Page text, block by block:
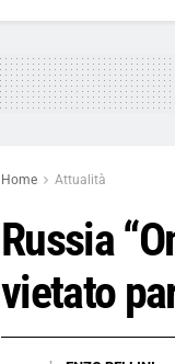
Home Attualità
Russia
vietato